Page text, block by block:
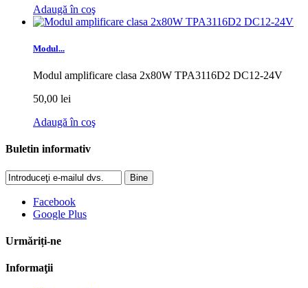
Adaugă în coş
Modul...
Modul amplificare clasa 2x80W TPA3116D2 DC12-24V
50,00 lei
Adaugă în coş
Buletin informativ
Bine
Facebook
Google Plus
Urmăriți-ne
Informaţii